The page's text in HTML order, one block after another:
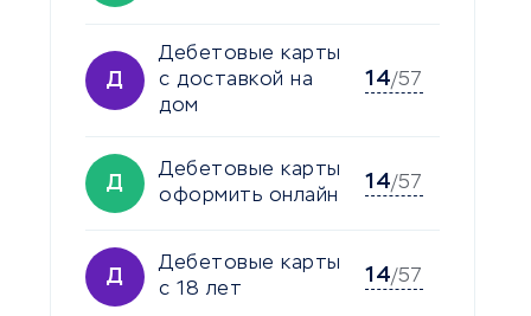
Д
Дебетовые карты
с доставкой на
дом
14/57
Д
Дебетовые карты
оформить онлайн
14/57
Д
Дебетовые карты
с 18 лет
14/57